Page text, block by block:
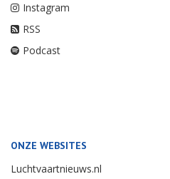
Instagram
RSS
Podcast
ONZE WEBSITES
Luchtvaartnieuws.nl